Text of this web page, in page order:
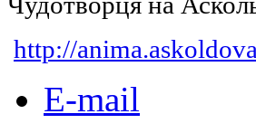
http://
E-mail